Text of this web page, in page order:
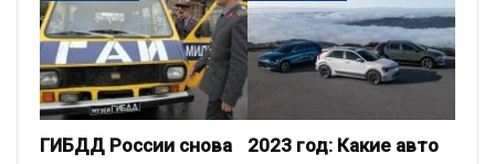
ГИБДД России снова
2023 год: Какие авто